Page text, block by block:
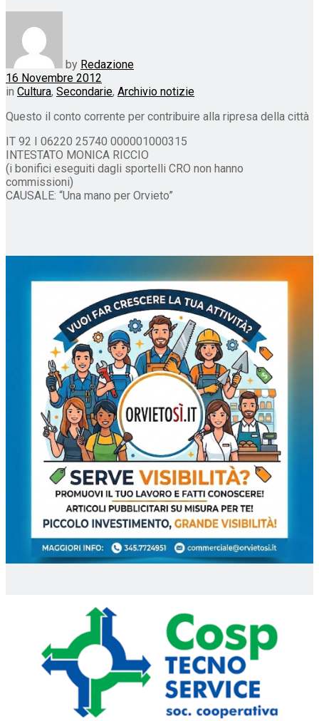
by Redazione
16 Novembre 2012
in Cultura, Secondarie, Archivio notizie
Questo il conto corrente per contribuire alla ripresa della città
IT 92 I 06220 25740 000001000315
INTESTATO MONICA RICCIO
(i bonifici eseguiti dagli sportelli CRO non hanno
commissioni)
CAUSALE: “Una mano per Orvieto”